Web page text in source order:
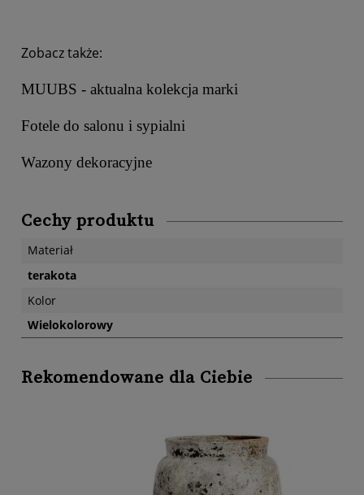
Zobacz także:
MUUBS - aktualna kolekcja marki
Fotele do salonu i sypialni
Wazony dekoracyjne
Cechy produktu
Materiał
terakota
Kolor
Wielokolorowy
Rekomendowane dla Ciebie